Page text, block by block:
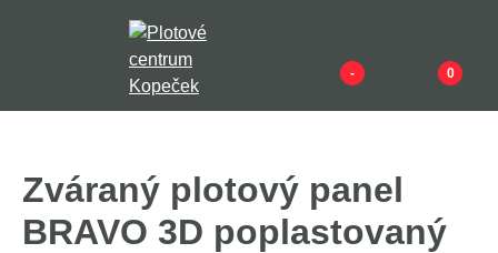
- 0
Zváraný plotový panel
BRAVO 3D poplastovaný